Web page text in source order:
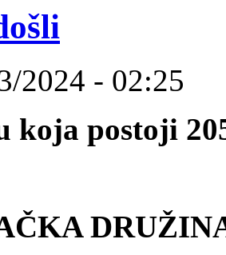
2024 - 02:25
koja postoji